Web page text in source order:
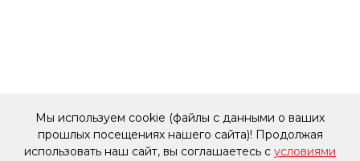
Мы используем cookie (файлы с данными о ваших
прошлых посещениях нашего сайта)! Продолжая
использовать наш сайт, вы соглашаетесь с условиями